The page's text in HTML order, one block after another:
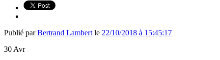
Publié parBertrand Lambertle 22/10/2018 à 15:45:17
30Avr